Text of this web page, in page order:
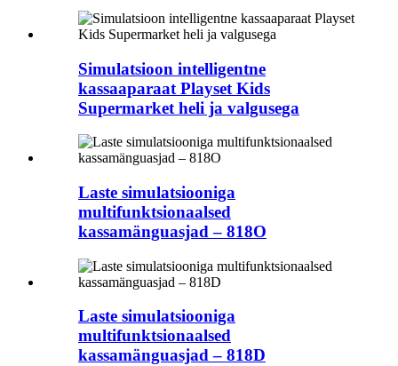
Simulatsioon intelligentne
kassaaparaat Playset Kids
Supermarket heli ja valgusega
Laste simulatsiooniga
multifunktsionaalsed
kassamänguasjad – 818O
Laste simulatsiooniga
multifunktsionaalsed
kassamänguasjad – 818D